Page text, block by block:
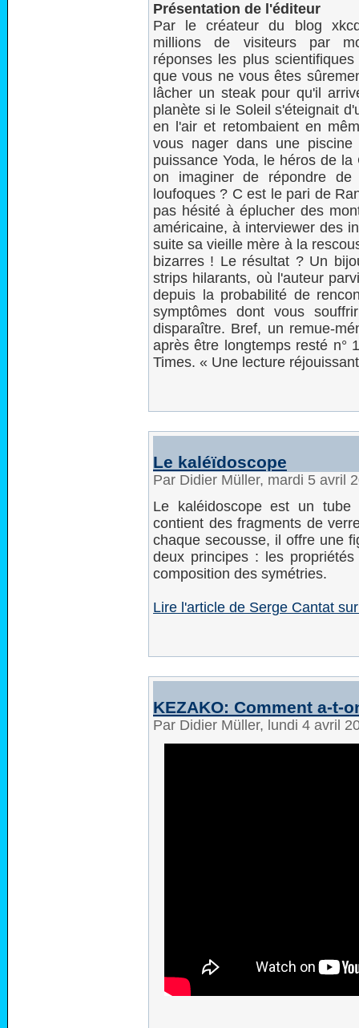
Présentation de l'éditeur
Par le créateur du blog
millions de visiteurs par
réponses les plus
que vous ne vous êtes
lâcher un steak pour qu'il
planète si le Soleil s'éteignait
en l'air et retombaient en
vous nager dans une
puissance Yoda, le héros de
on imaginer de répondre
loufoques ? C est le pari de
pas hésité à éplucher des
américaine, à interviewer des
suite sa vieille mère à la
bizarres ! Le résultat ? Un
strips hilarants, où l'auteur
depuis la probabilité de
symptômes dont vous
disparaître. Bref, un remue-
après être longtemps resté n°
Times. « Une lecture
Le kaléïdoscope
Par Didier Müller, mardi 5 avril
Le kaléidoscope est un tube
contient des fragments de
chaque secousse, il offre une
deux principes : les
composition des symétries.
Lire l'article de Serge Cantat
KEZAKO: Comment a-t-
Par Didier Müller, lundi 4 avril